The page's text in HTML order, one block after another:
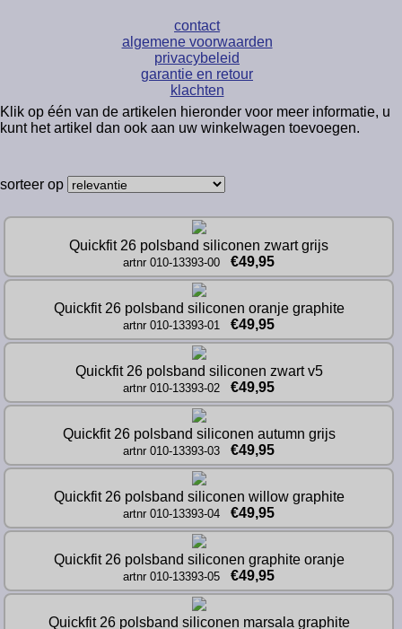
contact
algemene voorwaarden
privacybeleid
garantie en retour
klachten
Klik op één van de artikelen hieronder voor meer informatie, u
kunt het artikel dan ook aan uw winkelwagen toevoegen.
sorteer op
Quickfit 26 polsband siliconen zwart grijs
artnr 010-13393-00 €49,95
Quickfit 26 polsband siliconen oranje graphite
artnr 010-13393-01 €49,95
Quickfit 26 polsband siliconen zwart v5
artnr 010-13393-02 €49,95
Quickfit 26 polsband siliconen autumn grijs
artnr 010-13393-03 €49,95
Quickfit 26 polsband siliconen willow graphite
artnr 010-13393-04 €49,95
Quickfit 26 polsband siliconen graphite oranje
artnr 010-13393-05 €49,95
Quickfit 26 polsband siliconen marsala graphite